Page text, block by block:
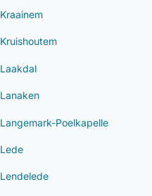
Kraainem
Kruishoutem
Laakdal
Lanaken
Langemark-Poelkapelle
Lede
Lendelede